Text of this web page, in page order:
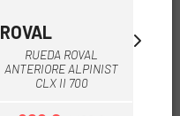
ROVAL
RUEDA ROVAL
ANTERIORE ALPINIST
CLX II 700